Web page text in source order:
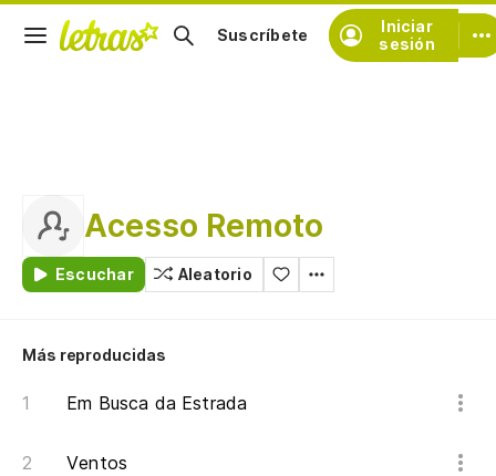
Iniciar
sesión
Suscríbete
Acesso Remoto
Escuchar Aleatorio
Más reproducidas
Em Busca da Estrada
Ventos